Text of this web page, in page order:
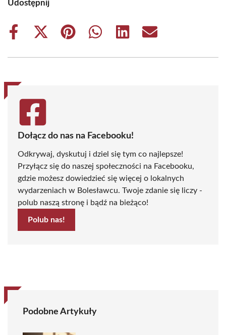
Udostępnij
Share
Share
(Twitter)
Share
Share
Share
Share
Dołącz do nas na Facebooku!
Odkrywaj, dyskutuj i dziel się tym co najlepsze!
Przyłącz się do naszej społeczności na Facebooku,
gdzie możesz dowiedzieć się więcej o lokalnych
wydarzeniach w Bolesławcu. Twoje zdanie się liczy -
polub naszą stronę i bądź na bieżąco!
Polub nas!
Podobne Artykuły